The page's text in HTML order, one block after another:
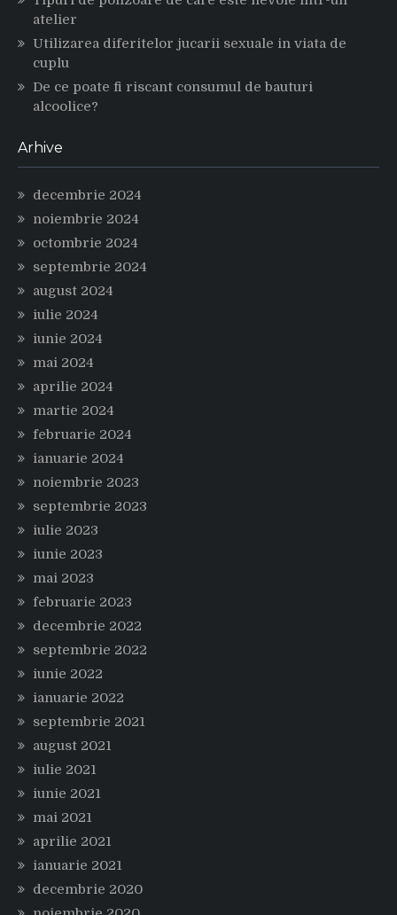
atelier
Utilizarea diferitelor jucarii sexuale in viata de
cuplu
De ce poate fi riscant consumul de bauturi
alcoolice?
Arhive
decembrie 2024
noiembrie 2024
octombrie 2024
septembrie 2024
august 2024
iulie 2024
iunie 2024
mai 2024
aprilie 2024
martie 2024
februarie 2024
ianuarie 2024
noiembrie 2023
septembrie 2023
iulie 2023
iunie 2023
mai 2023
februarie 2023
decembrie 2022
septembrie 2022
iunie 2022
ianuarie 2022
septembrie 2021
august 2021
iulie 2021
iunie 2021
mai 2021
aprilie 2021
ianuarie 2021
decembrie 2020